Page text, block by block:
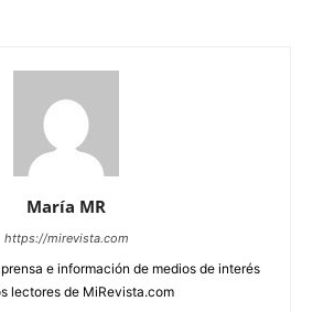
María MR
https://mirevista.com
e información de medios de interés
lectores de MiRevista.com